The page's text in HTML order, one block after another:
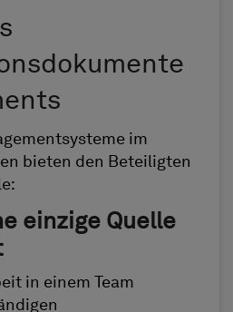
im
bieten den Beteiligten
einzige Quelle
in einem Team